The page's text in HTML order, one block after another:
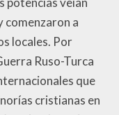
comenzaron a
locales. Por
Ruso-Turca
que
cristianas en